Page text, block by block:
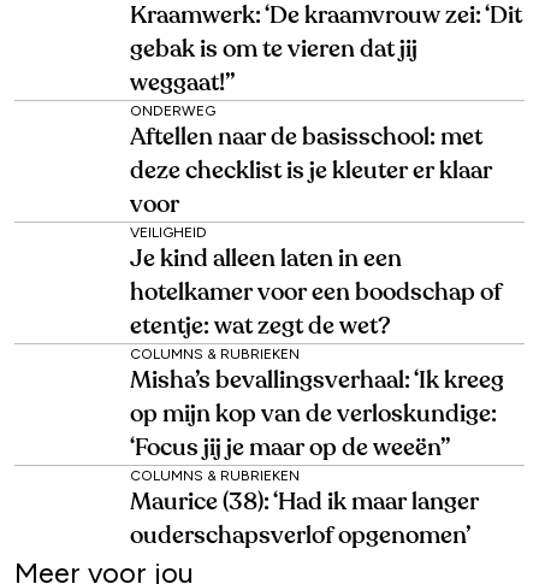
Kraamwerk: ‘De kraamvrouw zei: ‘Dit
gebak is om te vieren dat jij
weggaat!’’
ONDERWEG
Aftellen naar de basisschool: met
deze checklist is je kleuter er klaar
voor
VEILIGHEID
Je kind alleen laten in een
hotelkamer voor een boodschap of
etentje: wat zegt de wet?
COLUMNS & RUBRIEKEN
Misha’s bevallingsverhaal: ‘Ik kreeg
op mijn kop van de verloskundige:
‘Focus jij je maar op de weeën’’
COLUMNS & RUBRIEKEN
Maurice (38): ‘Had ik maar langer
ouderschapsverlof opgenomen’
Meer voor jou